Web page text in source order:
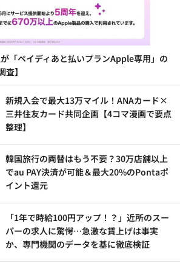
「ペイディあと払いプランApple専用」の
】
新規入会で最大13万マイル！ANAカード×
三井住友カード共同企画【4コマ漫画で要点
整理】
韓国旅行の両替はもう不要？30万店舗以上
でau PAY決済が可能＆最大20%のPontaポ
イント還元
「1年で時給100円アップ！？」近所のスー
パーの求人に驚愕…急激な賃上げは事実
か、専門機関のデータを基に徹底検証